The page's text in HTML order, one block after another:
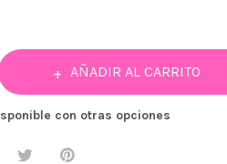
AÑADIR AL CARRITO
con otras opciones